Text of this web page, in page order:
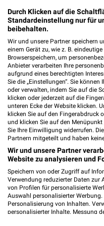
42,6 km
Summer Sale
Gültig bis Do. 13.08.
EURONICS
Durch Klicken auf die
Standardeinstellung nur für
beibehalten.
Wir und unsere Partner speichern
einem Gerät zu, wie z. B.
Browserspeichern, um
Anbieter verarbeiten Ihre
aufgrund eines berechtigten
Sie die „Einstellungen“. Sie
oder verwalten, indem Sie auf die
klicken oder jederzeit auf die
unteren Ecke der Website klicken.
klicken Sie auf den Fingerabdruck
und klicken Sie auf den Menüpunkt
Sie Ihre Einwilligung widerrufen.
Partnern mitgeteilt und haben
Wir und unsere Partner
Website zu analysieren und
Speichern von oder Zugriff auf
Verwendung reduzierter Daten zur
von Profilen für personalisierte
Auswahl personalisierter
Personalisierung von Inhalten.
personalisierter Inhalte. Messung